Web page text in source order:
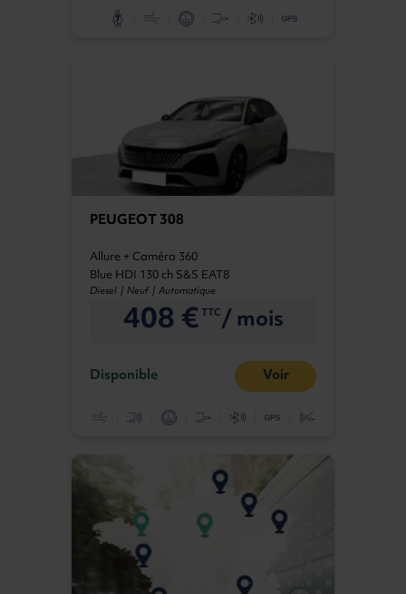
PEUGEOT 308
Allure + Caméra 360
Blue HDI 130 ch S&S EAT8
Diesel | Neuf | Automatique
408 €TTC/ mois
Disponible Voir